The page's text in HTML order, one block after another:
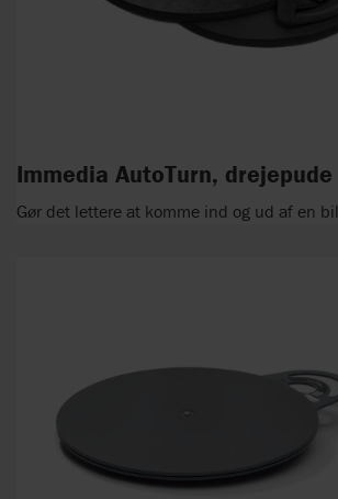
Immedia AutoTurn, drejepude
Gør det lettere at komme ind og ud af en bil